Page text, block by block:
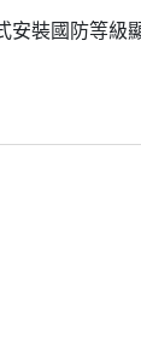
術，可提供
這些顯示器
動、灰塵、鹽
裝國防等級